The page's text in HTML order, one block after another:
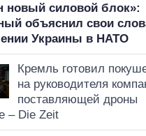
новый силовой блок»:
объяснил свои
Украины в НАТО
Кремль готовил
на руководителя
поставляющей дроны
– Die Zeit